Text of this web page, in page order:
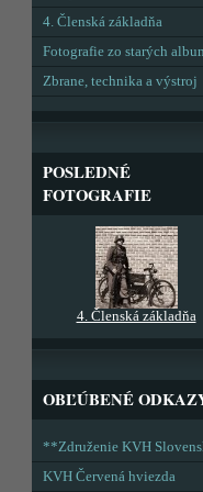
4. Členská základňa
Fotografie zo starých
Zbrane, technika a výstroj
POSLEDNÉ
FOTOGRAFIE
4. Členská základňa
OBĽÚBENÉ
**Združenie KVH
KVH Červená hviezda